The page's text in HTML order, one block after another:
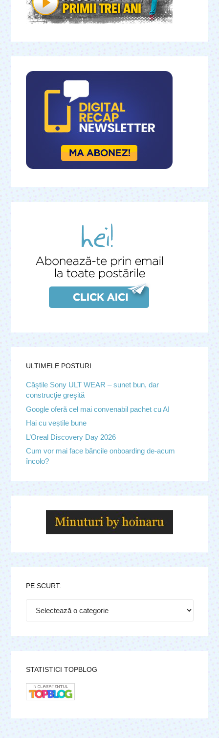
ULTIMELE POSTURI.
Căştile Sony ULT WEAR – sunet bun, dar
construcţie greşită
Google oferă cel mai convenabil pachet cu AI
Hai cu veștile bune
L’Oreal Discovery Day 2026
Cum vor mai face băncile onboarding de-acum
încolo?
PE SCURT:
STATISTICI TOPBLOG